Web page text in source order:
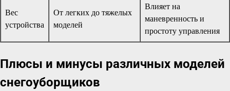
Вес
устройства
От легких до тяжелых
моделей
Влияет на
маневренность и
простоту управления
Плюсы и минусы различных моделей
снегоуборщиков